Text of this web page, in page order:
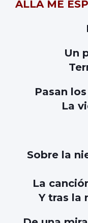
ALLÁ ME
Un
Pasan
La
Sobre la
La
Y tras la